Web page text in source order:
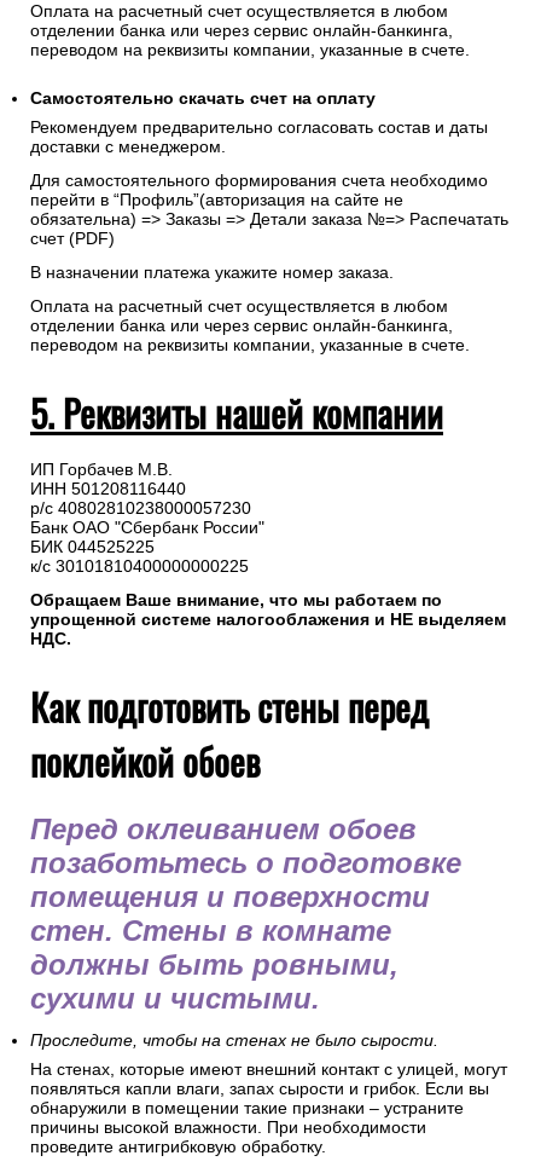
Оплата на расчетный счет осуществляется в любом
отделении банка или через сервис онлайн-банкинга,
переводом на реквизиты компании, указанные в счете.
Самостоятельно скачать счет на оплату
Рекомендуем предварительно согласовать состав и даты
доставки с менеджером.
Для самостоятельного формирования счета необходимо
перейти в “Профиль”(авторизация на сайте не
обязательна) => Заказы => Детали заказа №=> Распечатать
счет (PDF)
В назначении платежа укажите номер заказа.
Оплата на расчетный счет осуществляется в любом
отделении банка или через сервис онлайн-банкинга,
переводом на реквизиты компании, указанные в счете.
5. Реквизиты нашей компании
ИП Горбачев М.В.
ИНН 501208116440
р/с 40802810238000057230
Банк ОАО "Сбербанк России"
БИК 044525225
к/с 30101810400000000225
Обращаем Ваше внимание, что мы работаем по
упрощенной системе налогооблажения и НЕ выделяем
НДС.
Как подготовить стены перед
поклейкой обоев
Перед оклеиванием обоев
позаботьтесь о подготовке
помещения и поверхности
стен. Стены в комнате
должны быть ровными,
сухими и чистыми.
Проследите, чтобы на стенах не было сырости.
На стенах, которые имеют внешний контакт с улицей, могут
появляться капли влаги, запах сырости и грибок. Если вы
обнаружили в помещении такие признаки – устраните
причины высокой влажности. При необходимости
проведите антигрибковую обработку.